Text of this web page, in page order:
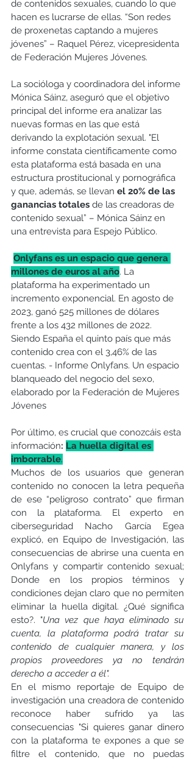
de contenidos sexuales, cuando lo que
hacen es lucrarse de ellas. “Son redes
de proxenetas captando a mujeres
jóvenes” – Raquel Pérez, vicepresidenta
de Federación Mujeres Jóvenes.
La socióloga y coordinadora del informe
Mónica Sáinz, aseguró que el objetivo
principal del informe era analizar las
nuevas formas en las que está
derivando la explotación sexual. "El
informe constata científicamente como
esta plataforma está basada en una
estructura prostitucional y pornográfica
y que, además, se llevan el 20% de las
ganancias totales de las creadoras de
contenido sexual” – Mónica Sáinz en
una entrevista para Espejo Público.
Onlyfans es un espacio que genera
millones de euros al año. La
plataforma ha experimentado un
incremento exponencial. En agosto de
2023, ganó 525 millones de dólares
frente a los 432 millones de 2022.
Siendo España el quinto país que más
contenido crea con el 3,46% de las
cuentas. - Informe Onlyfans. Un espacio
blanqueado del negocio del sexo,
elaborado por la Federación de Mujeres
Jóvenes
Por último, es crucial que conozcáis esta
información: La huella digital es
imborrable.
Muchos de los usuarios que generan
contenido no conocen la letra pequeña
de ese “peligroso contrato” que firman
con la plataforma. El experto en
ciberseguridad Nacho García Egea
explicó, en Equipo de Investigación, las
consecuencias de abrirse una cuenta en
Onlyfans y compartir contenido sexual;
Donde en los propios términos y
condiciones dejan claro que no permiten
eliminar la huella digital. ¿Qué significa
esto?. "Una vez que haya eliminado su
cuenta, la plataforma podrá tratar su
contenido de cualquier manera, y los
propios proveedores ya no tendrán
derecho a acceder a él".
En el mismo reportaje de Equipo de
investigación una creadora de contenido
reconoce haber sufrido ya las
consecuencias "Si quieres ganar dinero
con la plataforma te expones a que se
filtre el contenido, que no puedas